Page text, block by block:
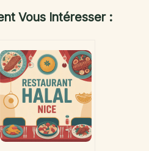
Vous Intéresser :